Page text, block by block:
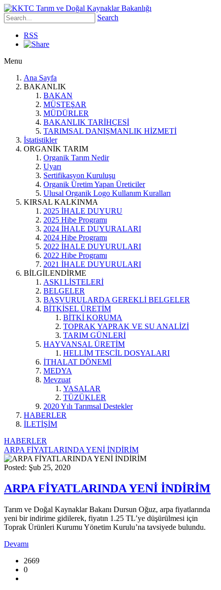
Search
RSS
Menu
Ana Sayfa
BAKANLIK
BAKAN
MÜSTEŞAR
MÜDÜRLER
BAKANLIK TARİHÇESİ
TARIMSAL DANIŞMANLIK HİZMETİ
İstatistikler
ORGANİK TARIM
Organik Tarım Nedir
Uyarı
Sertifikasyon Kuruluşu
Organik Üretim Yapan Üreticiler
Ulusal Organik Logo Kullanım Kuralları
KIRSAL KALKINMA
2025 İHALE DUYURU
2025 Hibe Programı
2024 İHALE DUYURALARI
2024 Hibe Programı
2022 İHALE DUYURULARI
2022 Hibe Programı
2021 İHALE DUYURULARI
BİLGİLENDİRME
ASKI LİSTELERİ
BELGELER
BAŞVURULARDA GEREKLİ BELGELER
BİTKİSEL ÜRETİM
BİTKİ KORUMA
TOPRAK YAPRAK VE SU ANALİZİ
TARIM GÜNLERİ
HAYVANSAL ÜRETİM
HELLİM TESCİL DOSYALARI
İTHALAT DÖNEMİ
MEDYA
Mevzuat
YASALAR
TÜZÜKLER
2020 Yılı Tarımsal Destekler
HABERLER
İLETİŞİM
HABERLER
ARPA FİYATLARINDA YENİ İNDİRİM
Posted: Şub 25, 2020
ARPA FİYATLARINDA YENİ İNDİRİM
Tarım ve Doğal Kaynaklar Bakanı Dursun Oğuz, arpa fiyatlarında
yeni bir indirime gidilerek, fiyatın 1.25 TL’ye düşürülmesi için
Toprak Ürünleri Kurumu Yönetim Kurulu’na tavsiyede bulundu.
Devamı
2669
0